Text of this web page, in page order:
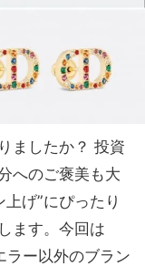
ましたか？ 投資
へのご褒美も大
げ”にぴったり
ます。今回は
ラー以外のブラン